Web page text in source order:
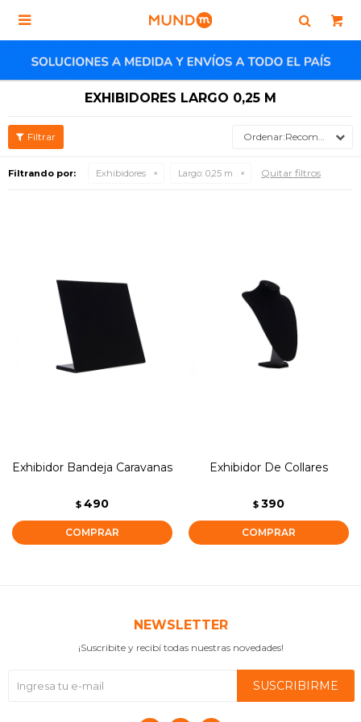

EXHIBIDORES LARGO 0,25 M
Recomendados
Filtrando por: Exhibidores Largo: 0,25 m Quitar filtros
Exhibidor Bandeja Caravanas
$ 490
Exhibidor De Collares
$ 390
NEWSLETTER
¡Suscribite y recibí todas nuestras novedades!
SUSCRIBIRME